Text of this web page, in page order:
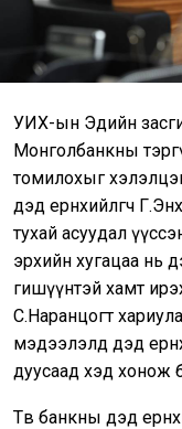
УИХ-ын Эдийн
Монголбанкны
томилохыг
дэд ерөнхийлөгч
тухай асуудал
эрхийн хугацаа нь
гишүүнтэй хамт
С.Наранцогт
мэдээлэлд дэд
дуусаад хэд хонож
Төв банкны дэд